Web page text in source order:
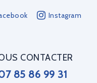
Instagram
CONTACTER
85 86 99 31